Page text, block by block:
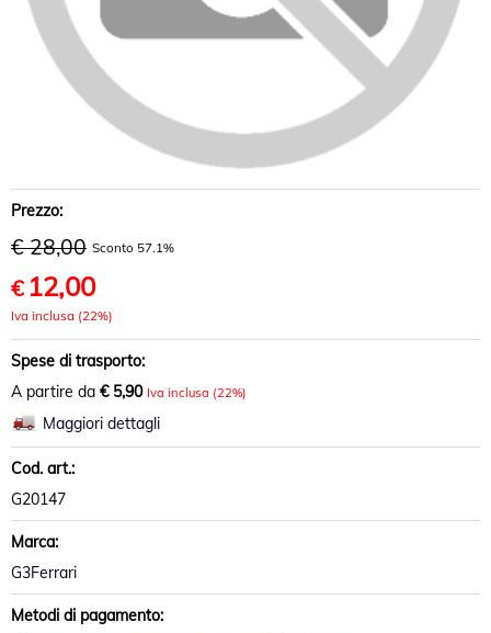
Prezzo:
€ 28,00 Sconto 57.1%
€ 12,00
Iva inclusa (22%)
Spese di trasporto:
A partire da € 5,90 Iva inclusa (22%)
Maggiori dettagli
Cod. art.:
G20147
Marca:
G3Ferrari
Metodi di pagamento: